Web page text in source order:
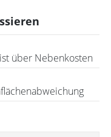
über Nebenkosten